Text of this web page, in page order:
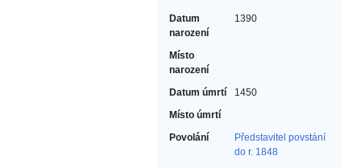
Datum
narození
1390
Místo
narození
Datum úmrtí
1450
Místo úmrtí
Povolání
Představitel povstání
do r. 1848‎